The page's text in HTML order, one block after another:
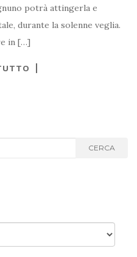
potrà attingerla e
durante la solenne veglia.
in […]
CERCA